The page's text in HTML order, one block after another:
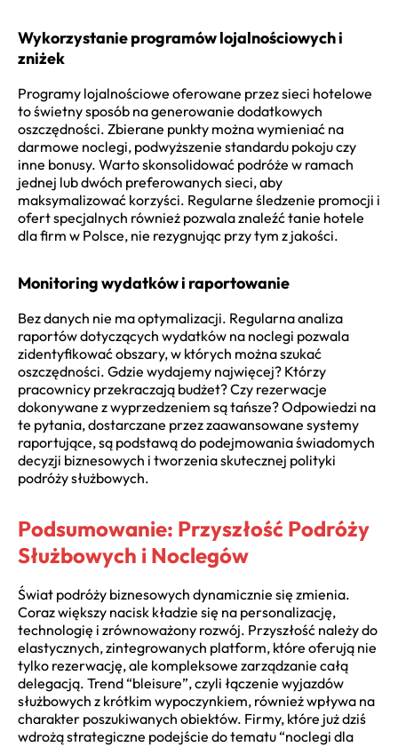
Wykorzystanie programów lojalnościowych i
zniżek
Programy lojalnościowe oferowane przez sieci hotelowe
to świetny sposób na generowanie dodatkowych
oszczędności. Zbierane punkty można wymieniać na
darmowe noclegi, podwyższenie standardu pokoju czy
inne bonusy. Warto skonsolidować podróże w ramach
jednej lub dwóch preferowanych sieci, aby
maksymalizować korzyści. Regularne śledzenie promocji i
ofert specjalnych również pozwala znaleźć tanie hotele
dla firm w Polsce, nie rezygnując przy tym z jakości.
Monitoring wydatków i raportowanie
Bez danych nie ma optymalizacji. Regularna analiza
raportów dotyczących wydatków na noclegi pozwala
zidentyfikować obszary, w których można szukać
oszczędności. Gdzie wydajemy najwięcej? Którzy
pracownicy przekraczają budżet? Czy rezerwacje
dokonywane z wyprzedzeniem są tańsze? Odpowiedzi na
te pytania, dostarczane przez zaawansowane systemy
raportujące, są podstawą do podejmowania świadomych
decyzji biznesowych i tworzenia skutecznej polityki
podróży służbowych.
Podsumowanie: Przyszłość Podróży
Służbowych i Noclegów
Świat podróży biznesowych dynamicznie się zmienia.
Coraz większy nacisk kładzie się na personalizację,
technologię i zrównoważony rozwój. Przyszłość należy do
elastycznych, zintegrowanych platform, które oferują nie
tylko rezerwację, ale kompleksowe zarządzanie całą
delegacją. Trend “bleisure”, czyli łączenie wyjazdów
służbowych z krótkim wypoczynkiem, również wpływa na
charakter poszukiwanych obiektów. Firmy, które już dziś
wdrożą strategiczne podejście do tematu “noclegi dla